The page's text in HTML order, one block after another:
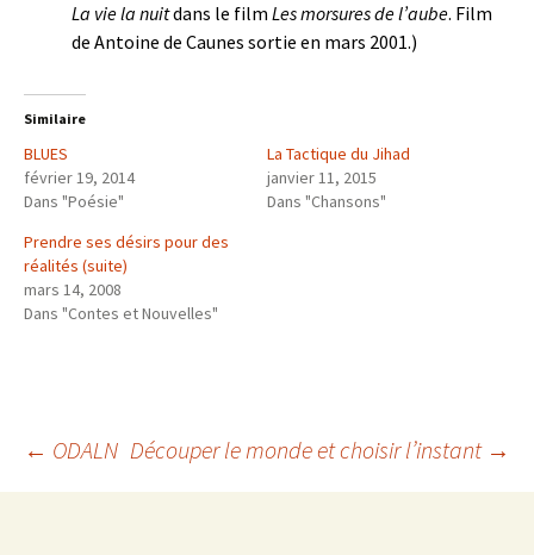
La vie la nuitdans le film Les morsures de l’aube. Film
de Antoine de Caunes sortie en mars 2001.)
Similaire
BLUES
février 19, 2014
Dans "Poésie"
La Tactique du Jihad
janvier 11, 2015
Dans "Chansons"
Prendre ses désirs pour des
réalités (suite)
mars 14, 2008
Dans "Contes et Nouvelles"
Navigation
← ODALN Découper le monde et choisir l’instant →